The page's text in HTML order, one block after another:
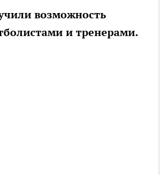
возможность
и тренерами.